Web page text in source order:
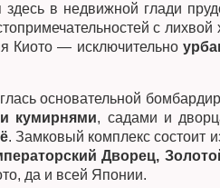
в недвижной глади
с лихвой
Киото — исключительно
основательной
кумирнями, садами и
. Замковый комплекс состоит
Дворец,
да и всей Японии.